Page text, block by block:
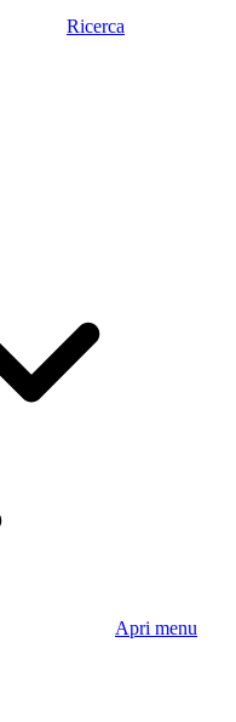
Ricerca
Apri menu